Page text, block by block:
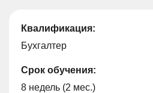
Квалификация:
Бухгалтер
Срок обучения:
8 недель (2 мес.)